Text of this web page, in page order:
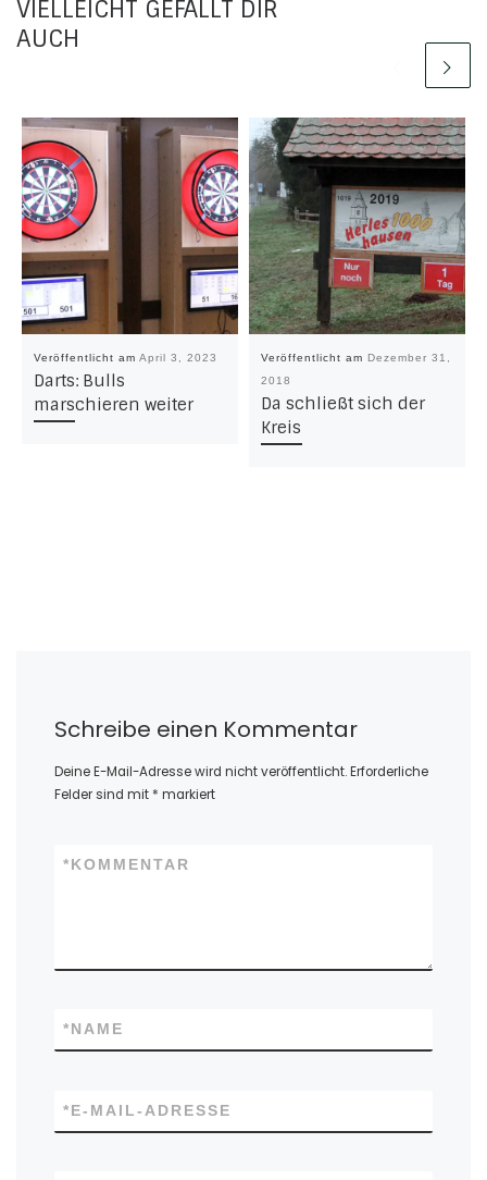
VIELLEICHT GEFÄLLT DIR
AUCH
Veröffentlicht am April 3, 2023
Darts: Bulls
marschieren weiter
Veröffentlicht am Dezember 31,
2018
Da schließt sich der
Kreis
Schreibe einen Kommentar
Deine E-Mail-Adresse wird nicht veröffentlicht.Erforderliche
Felder sind mit * markiert
KOMMENTAR
*
NAME
*
E-MAIL-ADRESSE
*